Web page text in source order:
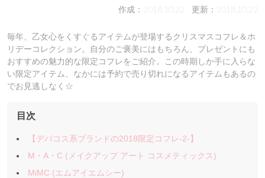
作成：2018.10.22 更新：2018.10.22
毎年、乙女心をくすぐるアイテムが登場するクリスマスコフレ＆ホ
リデーコレクション。自分のご褒美にはもちろん、プレゼントにも
おすすめの魅力的な限定コフレをご紹介。この時期しか手に入らな
い限定アイテム、なかには予約で売り切れになるアイテムもあるの
でお見逃しなく☆
目次
【デパコス系ブランドの2018限定コフレ-2-】
M・A・C (メイクアップ アート コスメティックス)
MiMC (エムアイエムシー)